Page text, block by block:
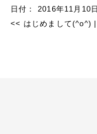
日付： 2016年11月10日
<< はじめまして(^o^) |